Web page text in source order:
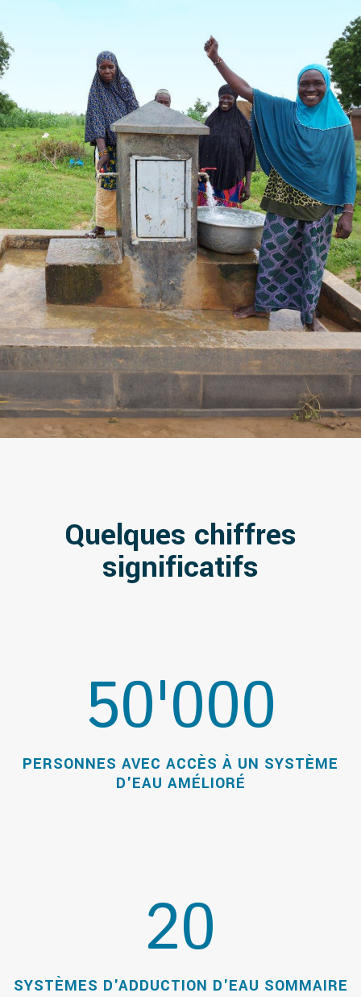
Quelques chiffres
significatifs
50'000
PERSONNES AVEC ACCÈS À UN SYSTÈME
D'EAU AMÉLIORÉ
20
SYSTÈMES D'ADDUCTION D'EAU SOMMAIRE